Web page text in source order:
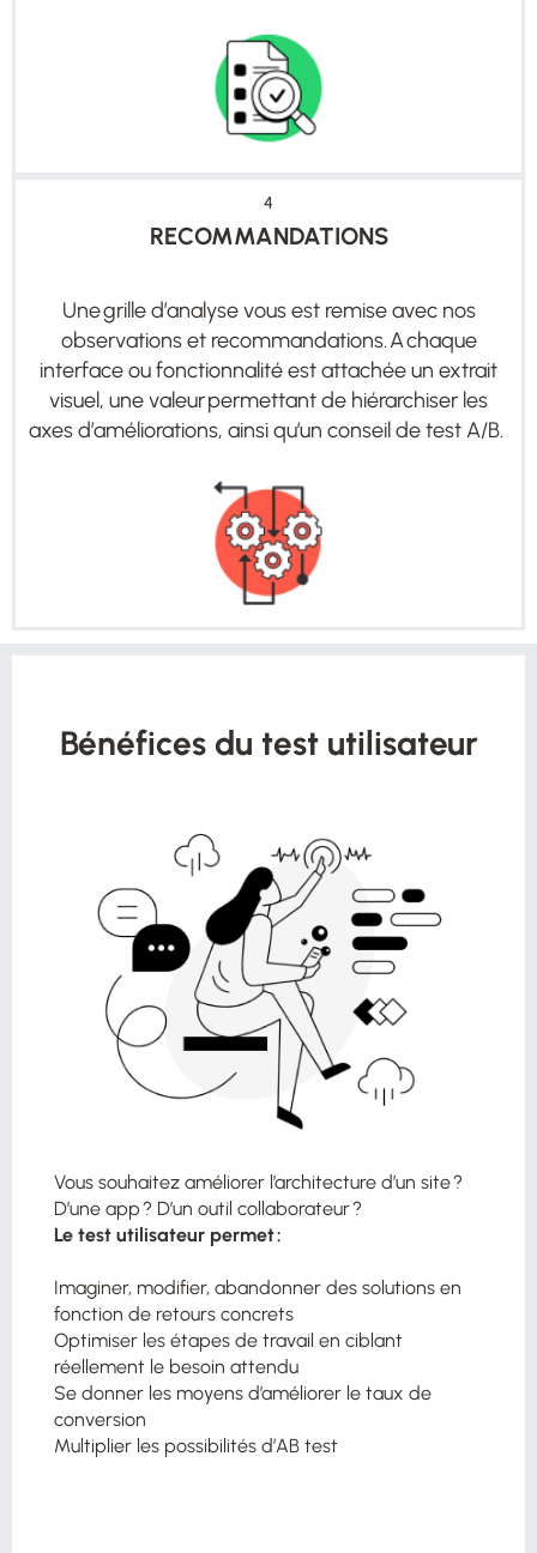
4
RECOMMANDATIONS
Unegrille d’analyse vous est remise avec nos
observations et recommandations. A chaque
interface ou fonctionnalité est attachée un extrait
visuel, une valeur permettant de hiérarchiser les
axes d’améliorations, ainsi qu’un conseil de test A/B.
Bénéfices du test utilisateur
Vous souhaitez améliorer l’architecture d’un site ?
D’une app ? D’un outil collaborateur​ ?
Le test utilisateur permet :
Imaginer, modifier, abandonner des solutions en
fonction de retours concrets ​
Optimiser les étapes de travail en ciblant
réellement le besoin attendu ​
Se donner les moyens d’améliorer le taux de
conversion​
Multiplier les possibilités d’AB test